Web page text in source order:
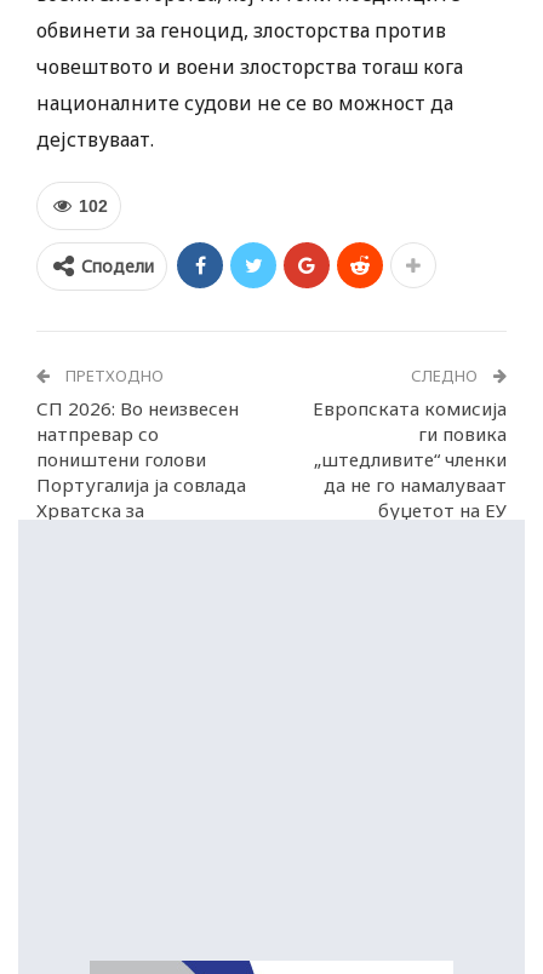
обвинети за геноцид, злосторства против
човештвото и воени злосторства тогаш кога
националните судови не се во можност да
дејствуваат.
102
Сподели
ПРЕТХОДНО
СП 2026: Во неизвесен
натпревар со
поништени голови
Португалија ја совлада
Хрватска за
СЛЕДНО
Европската комисија
ги повика
„штедливите“ членки
да не го намалуваат
буџетот на ЕУ